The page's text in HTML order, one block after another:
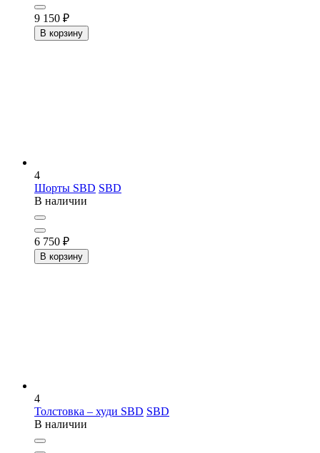
9 150 ₽
В корзину
4
Шорты SBD SBD
В наличии
6 750 ₽
В корзину
4
Толстовка – худи SBD SBD
В наличии